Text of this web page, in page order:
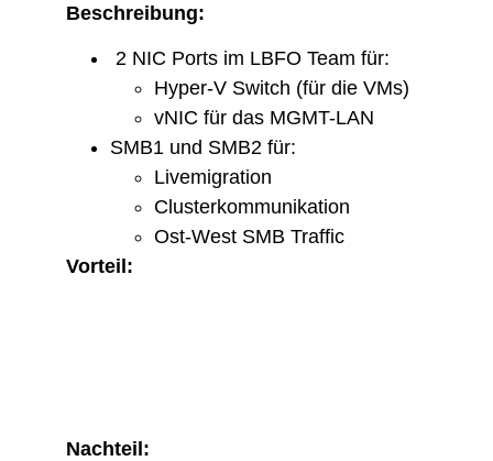
Beschreibung:
2 NIC Ports im LBFO Team für:
Hyper-V Switch (für die VMs)
vNIC für das MGMT-LAN
SMB1 und SMB2 für:
Livemigration
Clusterkommunikation
Ost-West SMB Traffic
Vorteil:
Nachteil: